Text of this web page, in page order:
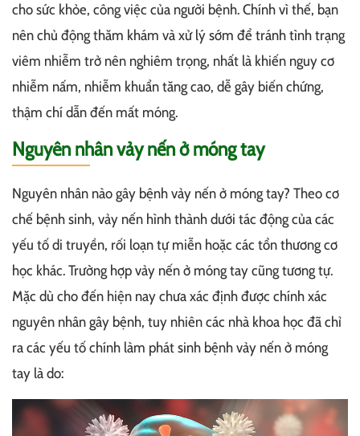
cho sức khỏe, công việc của người bệnh. Chính vì thế, bạn
nên chủ động thăm khám và xử lý sớm để tránh tình trạng
viêm nhiễm trở nên nghiêm trọng, nhất là khiến nguy cơ
nhiễm nấm, nhiễm khuẩn tăng cao, dễ gây biến chứng,
thậm chí dẫn đến mất móng.
Nguyên nhân vảy nến ở móng tay
Nguyên nhân nào gây bệnh vảy nến ở móng tay? Theo cơ
chế bệnh sinh, vảy nến hình thành dưới tác động của các
yếu tố di truyền, rối loạn tự miễn hoặc các tổn thương cơ
học khác. Trường hợp vảy nến ở móng tay cũng tương tự.
Mặc dù cho đến hiện nay chưa xác định được chính xác
nguyên nhân gây bệnh, tuy nhiên các nhà khoa học đã chỉ
ra các yếu tố chính làm phát sinh bệnh vảy nến ở móng
tay là do: